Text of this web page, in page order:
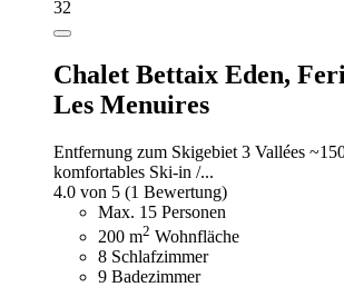
32
Chalet Bettaix Eden,
Les Menuires
Entfernung zum Skigebiet 3 Vallées
komfortables Ski-in /...
4.0 von 5 (1 Bewertung)
Max. 15 Personen
200 m2 Wohnfläche
8 Schlafzimmer
9 Badezimmer